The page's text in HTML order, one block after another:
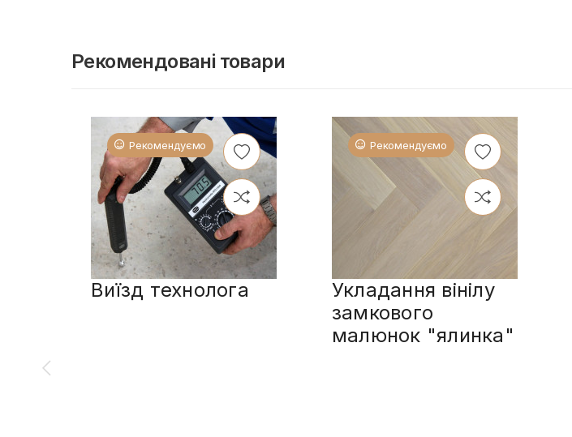
Рекомендовані товари
Рекомендуємо
Виїзд технолога
Рекомендуємо
Укладання вінілу
замкового
малюнок "ялинка"